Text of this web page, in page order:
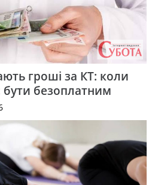
гроші за КТ: коли
безоплатним